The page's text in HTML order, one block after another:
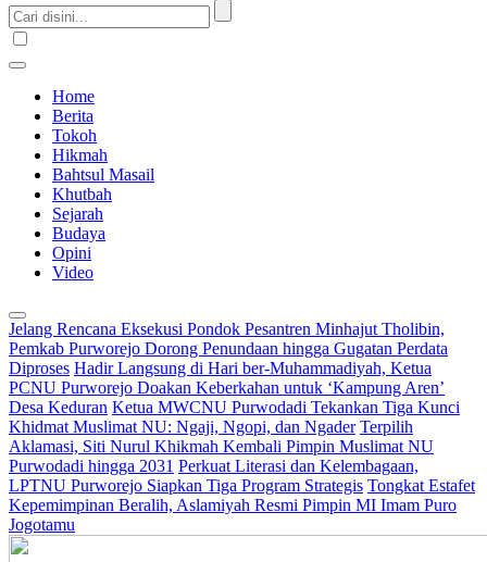
Home
Berita
Tokoh
Hikmah
Bahtsul Masail
Khutbah
Sejarah
Budaya
Opini
Video
Jelang Rencana Eksekusi Pondok Pesantren Minhajut Tholibin,
Pemkab Purworejo Dorong Penundaan hingga Gugatan Perdata
Diproses Hadir Langsung di Hari ber-Muhammadiyah, Ketua
PCNU Purworejo Doakan Keberkahan untuk ‘Kampung Aren’
Desa Keduran Ketua MWCNU Purwodadi Tekankan Tiga Kunci
Khidmat Muslimat NU: Ngaji, Ngopi, dan Ngader Terpilih
Aklamasi, Siti Nurul Khikmah Kembali Pimpin Muslimat NU
Purwodadi hingga 2031 Perkuat Literasi dan Kelembagaan,
LPTNU Purworejo Siapkan Tiga Program Strategis Tongkat Estafet
Kepemimpinan Beralih, Aslamiyah Resmi Pimpin MI Imam Puro
Jogotamu